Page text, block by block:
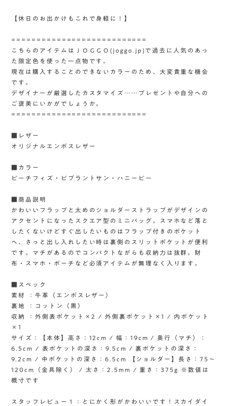
【休日のお出かけもこれで身軽に！】
===========================
こちらのアイテムはＪＯＧＧＯ(joggo.jp)で過去に人気のあっ
た限定色を使った一点物です。
現在は購入することのできないカラーのため、大変貴重な機会
です。
デザイナーが厳選したカスタマイズ……プレゼントや自分への
ご褒美にいかがでしょうか。
===========================
■レザー
オリジナルエンボスレザー
■カラー
ピーチフィズ・ビブラントサン・ハニービー
■商品説明
かわいいフラップと太めのショルダーストラップがデザインの
アクセントになったスクエア型のミニバッグ。スマホなど落と
したくないけどすぐ出したいものはフラップ付きのポケット
へ、さっと出し入れしたい時は裏側のスリットポケットが便利
です。マチがあるのでコンパクトながらも収納力は抜群。財
布・スマホ・ポーチなど必須アイテムが無理なく入ります。
■スペック
素材 ：牛革（エンボスレザー）
裏地 ：コットン（黒）
収納 ：外側表ポケット×2 / 外側裏ポケット×1 / 内ポケット
×1
サイズ：【本体】高さ：12cm / 幅：19cm / 奥行（マチ）：
6.5cm / 表ポケットの深さ：9.5cm / 裏ポケットの深さ：
9.2cm / 中ポケットの深さ：6.5cm 【ショルダー】長さ：75〜
120cm（金具除く） / 太さ：2.5mm / 重さ：375g ※数値は
概寸です
スタッフレビュー１：とにかく形がかわいいです！スカイダイ